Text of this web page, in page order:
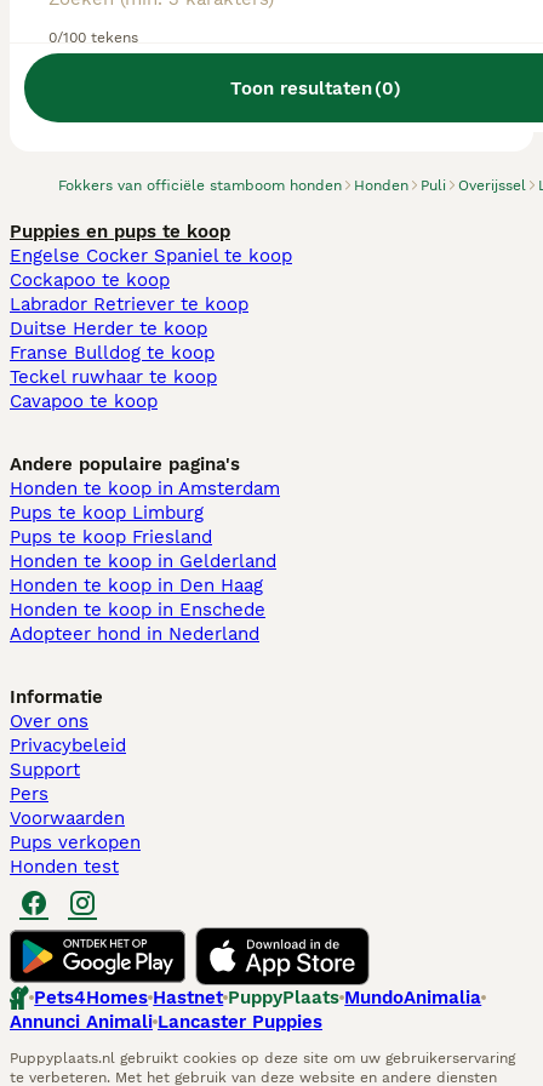
0/100 tekens
Toon resultaten(0)
Fokkers van officiële stamboom honden Honden Puli Overijssel
We hebben 0 Puli fokkers, Losser gevonden.
Probeer op Honden te zoeken
Puppies en pups te koop
Engelse Cocker Spaniel te koop
Cockapoo te koop
Labrador Retriever te koop
Duitse Herder te koop
Franse Bulldog te koop
Teckel ruwhaar te koop
Cavapoo te koop
Andere populaire pagina's
Honden te koop in Amsterdam
Pups te koop Limburg​
Pups te koop Friesland​
Honden te koop in Gelderland
Honden te koop in Den Haag
Honden te koop in Enschede
Adopteer hond in Nederland
Informatie
Over ons
Privacybeleid
Support
Pers
Voorwaarden
Pups verkopen
Honden test
Pets4Homes Hastnet PuppyPlaats MundoAnimalia
Annunci Animali Lancaster Puppies
Puppyplaats.nl gebruikt cookies op deze site om uw gebruikerservaring
te verbeteren. Met het gebruik van deze website en andere diensten